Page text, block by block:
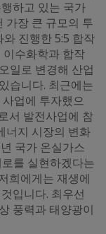
하고 있는 국가
가장 큰 규모의 투
진행한 5:5 합작
수화학과 합작
일로 변경해 산업
습니다. 최근에는
업에 투자했으
서 발전사업에 참
너지 시장의 변화
국가 온실가스
를 실현하겠다는
희에게는 재생에
입니다. 최우선
풍력과 태양광이